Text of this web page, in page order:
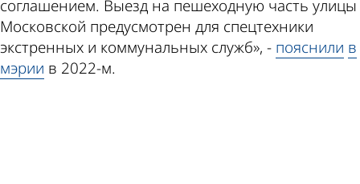
соглашением. Выезд на пешеходную часть улицы
Московской предусмотрен для спецтехники
экстренных и коммунальных служб», - пояснили в
мэрии в 2022-м.